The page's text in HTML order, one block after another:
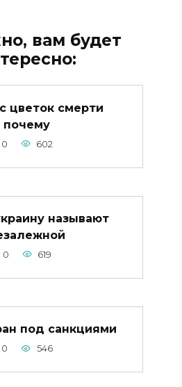
вам будет
цветок смерти
почему
0 602
называют
0 619
под санкциями
0 546